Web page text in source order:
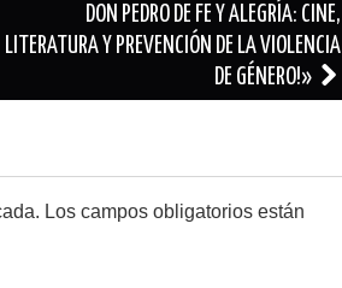
DON PEDRO DE FE Y ALEGRÍA: CINE,
LITERATURA Y PREVENCIÓN DE LA VIOLENCIA
DE GÉNERO!»
Los campos obligatorios están